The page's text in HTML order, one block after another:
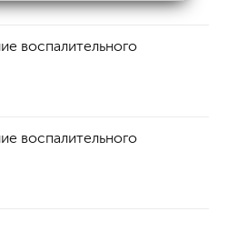
воспалительного
воспалительного